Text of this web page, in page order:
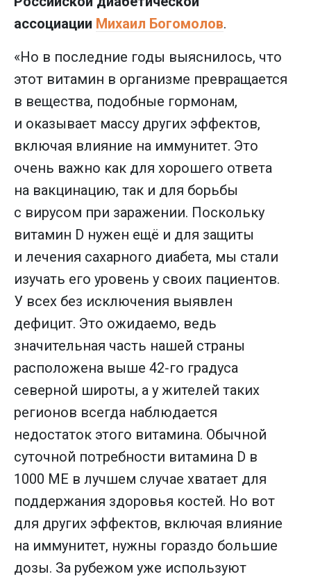
ассоциации Михаил Богомолов.
«Но в последние годы выяснилось, что
этот витамин в организме превращается
в вещества, подобные гормонам,
и оказывает массу других эффектов,
включая влияние на иммунитет. Это
очень важно как для хорошего ответа
на вакцинацию, так и для борьбы
с вирусом при заражении. Поскольку
витамин D нужен ещё и для защиты
и лечения сахарного диабета, мы стали
изучать его уровень у своих пациентов.
У всех без исключения выявлен
дефицит. Это ожидаемо, ведь
значительная часть нашей страны
расположена выше 42‑го градуса
северной широты, а у жителей таких
регионов всегда наблюдается
недостаток этого витамина. Обычной
суточной потребности витамина D в
1000 МЕ в лучшем случае хватает для
поддержания здоровья костей. Но вот
для других эффектов, включая влияние
на иммунитет, нужны гораздо большие
дозы. За рубежом уже используют